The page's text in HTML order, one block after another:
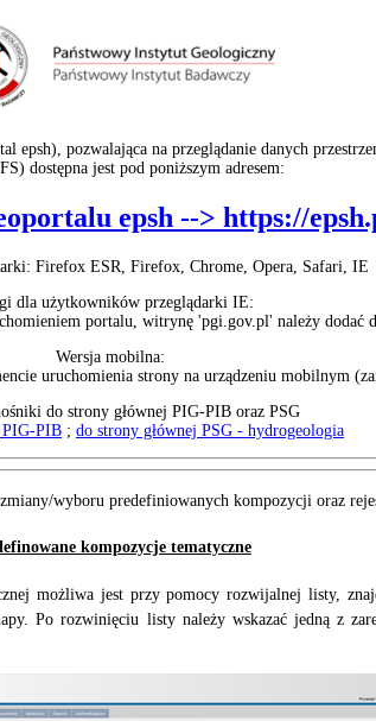
epsh), pozwalająca na przeglądanie danych
dostępna jest pod poniższym adresem:
epsh --> https://
Firefox ESR, Firefox, Chrome, Opera, Safari, IE
dla użytkowników przeglądarki IE:
portalu, witrynę 'pgi.gov.pl' należy dodać
Wersja mobilna:
uruchomienia strony na urządzeniu mobilnym
do strony głównej PIG-PIB oraz PSG
PIG-PIB ; do strony głównej PSG - hydrogeologia
wyboru predefiniowanych kompozycji oraz
kompozycje tematyczne
możliwa jest przy pomocy rozwijalnej listy,
Po rozwinięciu listy należy wskazać jedną z